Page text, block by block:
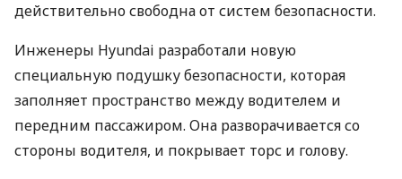
действительно свободна от систем безопасности.
Инженеры Hyundai разработали новую
специальную подушку безопасности, которая
заполняет пространство между водителем и
передним пассажиром. Она разворачивается со
стороны водителя, и покрывает торс и голову.